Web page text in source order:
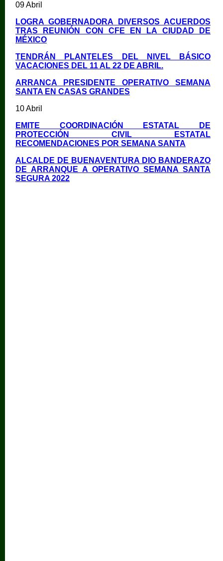
09 Abril
LOGRA GOBERNADORA DIVERSOS ACUERDOS
TRAS REUNIÓN CON CFE EN LA CIUDAD DE
MÉXICO
TENDRÁN PLANTELES DEL NIVEL BÁSICO
VACACIONES DEL 11 AL 22 DE ABRIL.
ARRANCA PRESIDENTE OPERATIVO SEMANA
SANTA EN CASAS GRANDES
10 Abril
EMITE COORDINACIÓN ESTATAL DE
PROTECCIÓN CIVIL ESTATAL
RECOMENDACIONES POR SEMANA SANTA
ALCALDE DE BUENAVENTURA DIO BANDERAZO
DE ARRANQUE A OPERATIVO SEMANA SANTA
SEGURA 2022